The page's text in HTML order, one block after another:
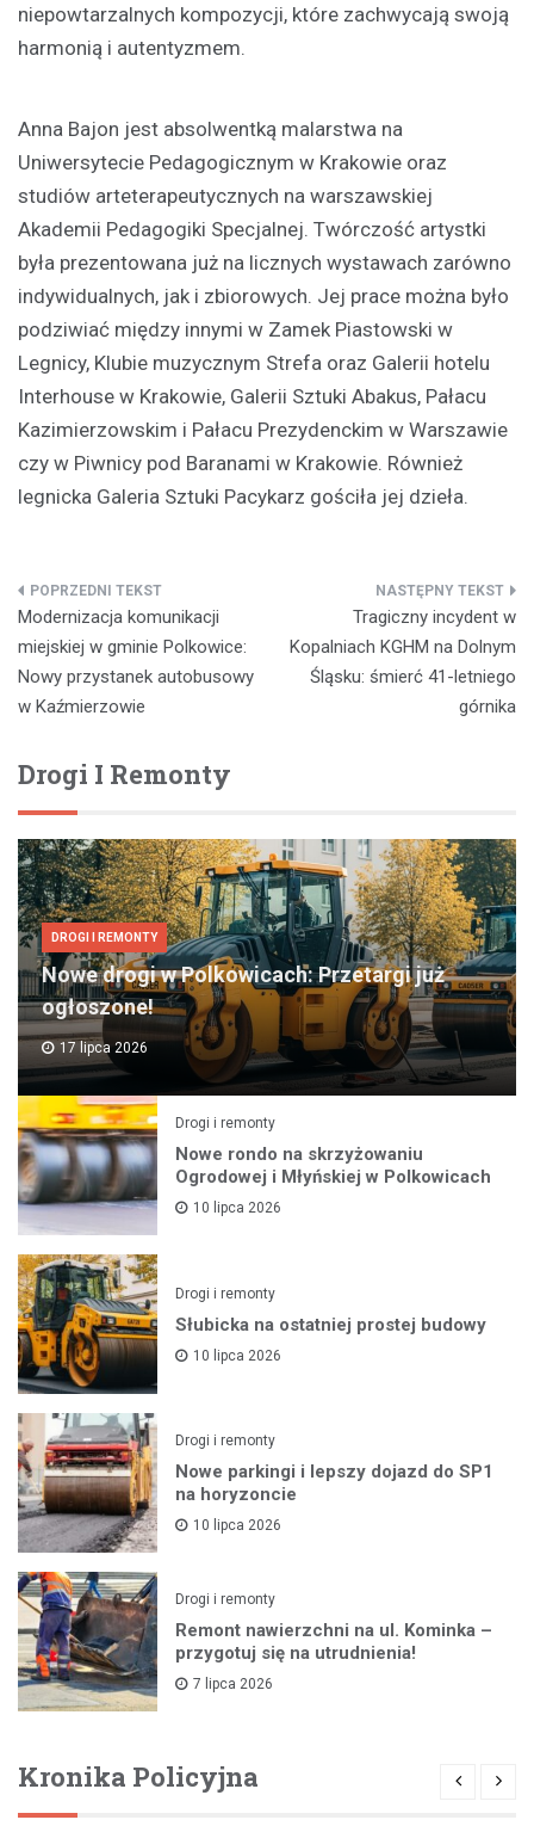
niepowtarzalnych kompozycji, które zachwycają swoją
harmonią i autentyzmem.
Anna Bajon jest absolwentką malarstwa na
Uniwersytecie Pedagogicznym w Krakowie oraz
studiów arteterapeutycznych na warszawskiej
Akademii Pedagogiki Specjalnej. Twórczość artystki
była prezentowana już na licznych wystawach zarówno
indywidualnych, jak i zbiorowych. Jej prace można było
podziwiać między innymi w Zamek Piastowski w
Legnicy, Klubie muzycznym Strefa oraz Galerii hotelu
Interhouse w Krakowie, Galerii Sztuki Abakus, Pałacu
Kazimierzowskim i Pałacu Prezydenckim w Warszawie
czy w Piwnicy pod Baranami w Krakowie. Również
legnicka Galeria Sztuki Pacykarz gościła jej dzieła.
Nawigacja
wpisu
Modernizacja komunikacji
miejskiej w gminie Polkowice:
Nowy przystanek autobusowy
w Kaźmierzowie
Tragiczny incydent w
Kopalniach KGHM na Dolnym
Śląsku: śmierć 41-letniego
górnika
Drogi I Remonty
DROGI I REMONTY
Nowe drogi w Polkowicach: Przetargi już
ogłoszone!
17 lipca 2026
Drogi i remonty
Nowe rondo na skrzyżowaniu
Ogrodowej i Młyńskiej w Polkowicach
10 lipca 2026
Drogi i remonty
Słubicka na ostatniej prostej budowy
10 lipca 2026
Drogi i remonty
Nowe parkingi i lepszy dojazd do SP1
na horyzoncie
10 lipca 2026
Drogi i remonty
Remont nawierzchni na ul. Kominka –
przygotuj się na utrudnienia!
7 lipca 2026
Kronika Policyjna